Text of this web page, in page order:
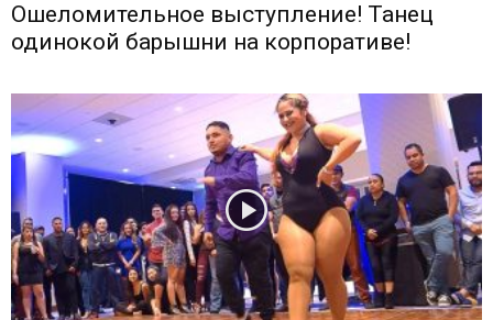
Ошеломительное выступление! Танец
одинокой барышни на корпоративе!